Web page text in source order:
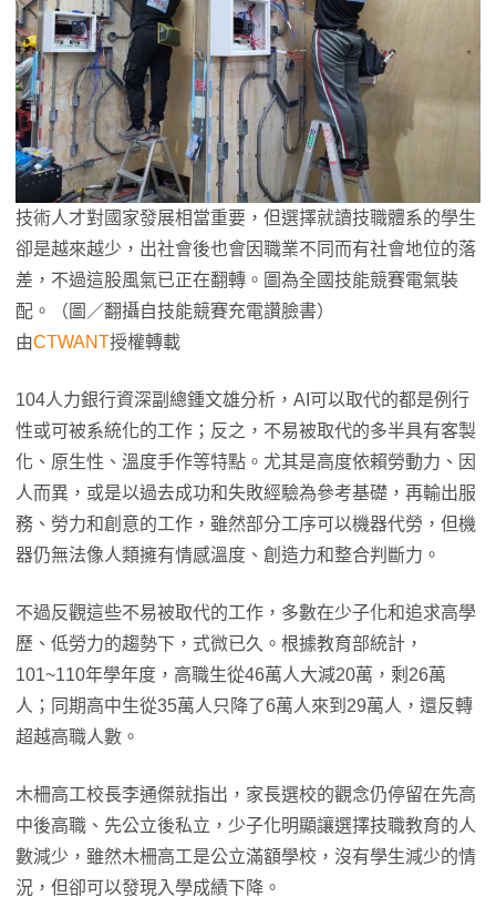
技術人才對國家發展相當重要，但選擇就讀技職體系的學生
卻是越來越少，出社會後也會因職業不同而有社會地位的落
差，不過這股風氣已正在翻轉。圖為全國技能競賽電氣裝
配。（圖／翻攝自技能競賽充電讚臉書）
由CTWANT授權轉載
104人力銀行資深副總鍾文雄分析，AI可以取代的都是例行
性或可被系統化的工作；反之，不易被取代的多半具有客製
化、原生性、溫度手作等特點。尤其是高度依賴勞動力、因
人而異，或是以過去成功和失敗經驗為參考基礎，再輸出服
務、勞力和創意的工作，雖然部分工序可以機器代勞，但機
器仍無法像人類擁有情感溫度、創造力和整合判斷力。
不過反觀這些不易被取代的工作，多數在少子化和追求高學
歷、低勞力的趨勢下，式微已久。根據教育部統計，
101~110年學年度，高職生從46萬人大減20萬，剩26萬
人；同期高中生從35萬人只降了6萬人來到29萬人，還反轉
超越高職人數。
木柵高工校長李通傑就指出，家長選校的觀念仍停留在先高
中後高職、先公立後私立，少子化明顯讓選擇技職教育的人
數減少，雖然木柵高工是公立滿額學校，沒有學生減少的情
況，但卻可以發現入學成績下降。